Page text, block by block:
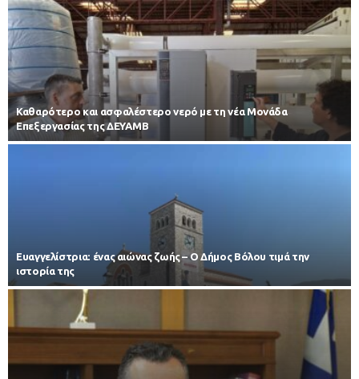
Καθαρότερο και ασφαλέστερο νερό με τη νέα Μονάδα
Επεξεργασίας της ΔΕΥΑΜΒ
Ευαγγελίστρια: ένας αιώνας ζωής – Ο Δήμος Βόλου τιμά την
ιστορία της